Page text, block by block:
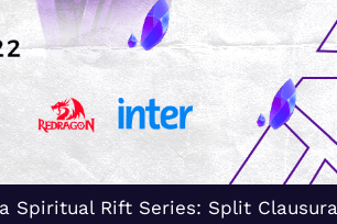
Spiritual Rift Series: Split Clausura